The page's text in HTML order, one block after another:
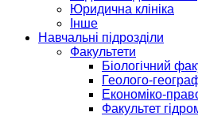
Юридична клініка
Інше
Навчальні підрозділи
Факультети
Біологічний
Геолого-
Економіко-
Факультет